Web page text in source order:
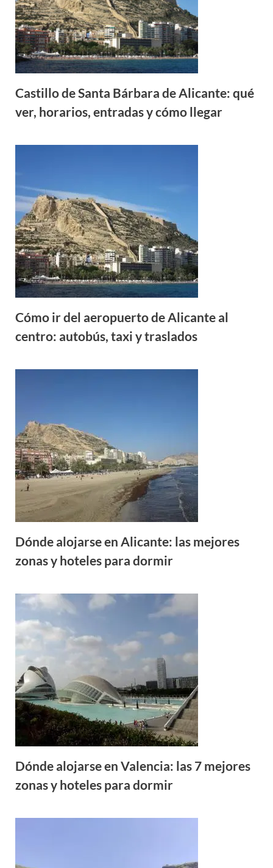
Castillo de Santa Bárbara de Alicante: qué
ver, horarios, entradas y cómo llegar
Cómo ir del aeropuerto de Alicante al
centro: autobús, taxi y traslados
Dónde alojarse en Alicante: las mejores
zonas y hoteles para dormir
Dónde alojarse en Valencia: las 7 mejores
zonas y hoteles para dormir